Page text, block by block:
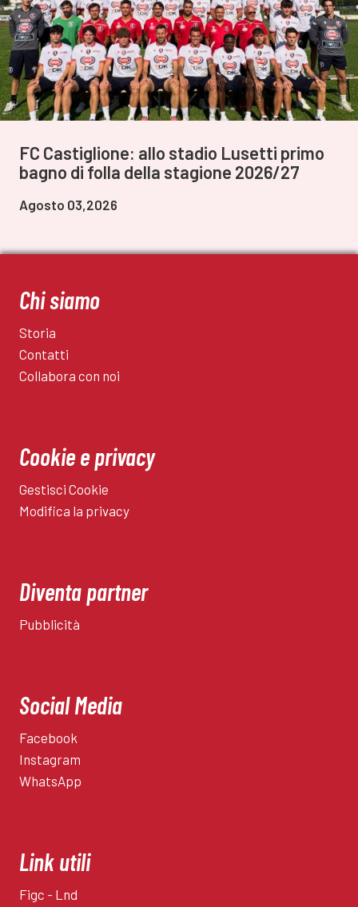
FC Castiglione: allo stadio Lusetti primo
bagno di folla della stagione 2026/27
Agosto 03,2026
Chi siamo
Storia
Contatti
Collabora con noi
Cookie e privacy
Gestisci Cookie
Modifica la privacy
Diventa partner
Pubblicità
Social Media
Facebook
Instagram
WhatsApp
Link utili
Figc - Lnd